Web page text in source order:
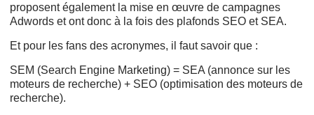
proposent également la mise en œuvre de campagnes
Adwords et ont donc à la fois des plafonds SEO et SEA.
Et pour les fans des acronymes, il faut savoir que :
SEM (Search Engine Marketing) = SEA (annonce sur les
moteurs de recherche) + SEO (optimisation des moteurs de
recherche).